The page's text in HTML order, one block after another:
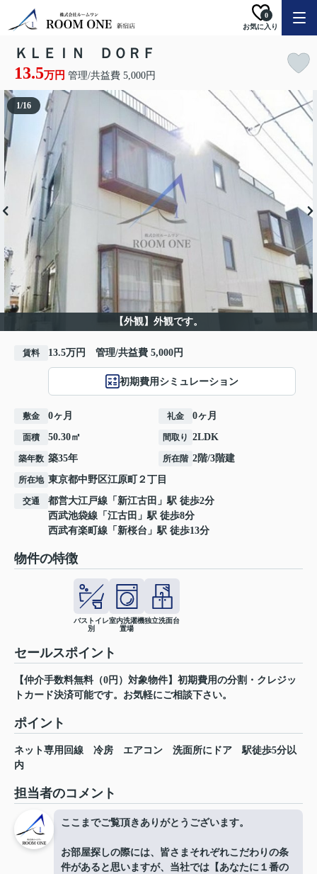
お気に入り
0
ＫＬＥＩＮ ＤＯＲＦ
13.5万円 管理/共益費 5,000円
【外観】外観です。
1/16
賃料 13.5万円 管理/共益費 5,000円
初期費用シミュレーション
敷金 0ヶ月 礼金 0ヶ月
面積 50.30㎡ 間取り 2LDK
築年数 築35年 所在階 2階/3階建
所在地 東京都中野区江原町 ２丁目
交通 都営大江戸線 「 新江古田 」駅 徒歩2分
西武池袋線 「 江古田 」駅 徒歩8分
西武有楽町線 「 新桜台 」駅 徒歩13分
物件の特徴
バストイレ
別
室内洗濯機
置場
独立洗面台
セールスポイント
【仲介手数料無料（0円）対象物件】初期費用の分割・クレジッ
トカード決済可能です。お気軽にご相談下さい。
ポイント
ネット専用回線 冷房 エアコン 洗面所にドア
駅徒歩5分以
内
担当者のコメント
ここまでご覧頂きありがとうございます。
お部屋探しの際には、皆さまそれぞれこだわりの条
件があると思いますが、当社では【あなたに１番の